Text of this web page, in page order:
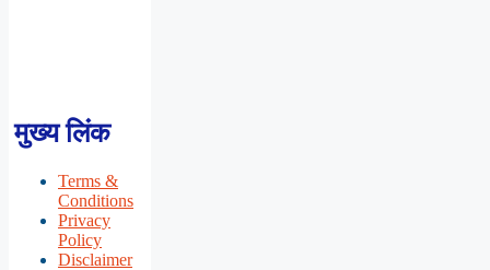
मुख्य लिंक
Terms &
Conditions
Privacy
Policy
Disclaimer